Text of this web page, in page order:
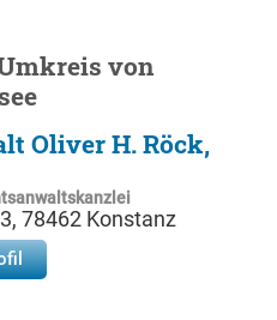
von
Oliver H. Röck,
78462 Konstanz